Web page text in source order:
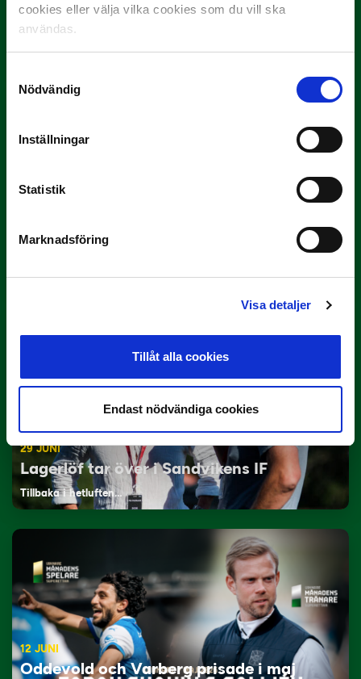
cookies eller välja vilka cookies som du vill ska
användas.
Nödvändig
Inställningar
Statistik
Marknadsföring
Visa detaljer
Tillåt alla cookies
Endast nödvändiga cookies
3 JULI
Rösta på Månadens Spelare i juni
Yttrar gör…
Rösta på Månadens Tränare i juni
29 JUNI
Lagerlöf tar över i Sandvikens IF
Tillbaka i hetluften…
12 JUNI
Oddevold och Varberg prisade i maj